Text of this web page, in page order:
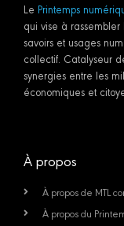
Le Printemps
qui vise à
savoirs et usages
collectif. Catalyseur
synergies entre les
économiques et
À propos
À propos de MTL
À propos du